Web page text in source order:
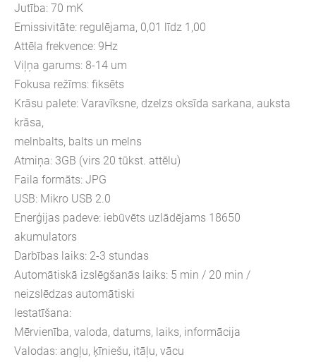
Jutība: 70 mK
Emissivitāte: regulējama, 0,01 līdz 1,00
Attēla frekvence: 9Hz
Viļņa garums: 8-14 um
Fokusa režīms: fiksēts
Krāsu palete: Varavīksne, dzelzs oksīda sarkana, auksta
krāsa,
melnbalts, balts un melns
Atmiņa: 3GB (virs 20 tūkst. attēlu)
Faila formāts: JPG
USB: Mikro USB 2.0
Enerģijas padeve: iebūvēts uzlādējams 18650
akumulators
Darbības laiks: 2-3 stundas
Automātiskā izslēgšanās laiks: 5 min / 20 min /
neizslēdzas automātiski
Iestatīšana:
Mērvienība, valoda, datums, laiks, informācija
Valodas: angļu, ķīniešu, itāļu, vācu